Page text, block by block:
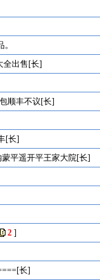
全出售[长]
顺丰不议[长]
[长]
平遥开平王家大院[长]
2]
长]